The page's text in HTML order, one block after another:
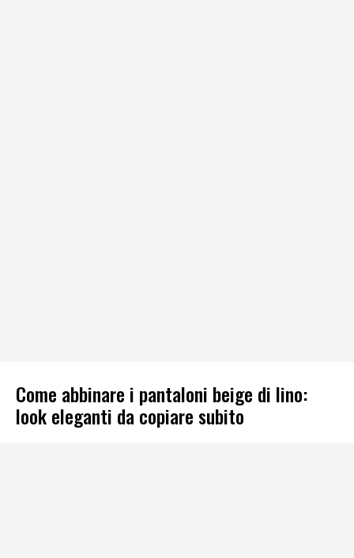
Come abbinare i pantaloni beige di lino:
look eleganti da copiare subito